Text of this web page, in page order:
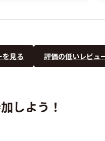
を見る 評価の低いレビュ
しよう！